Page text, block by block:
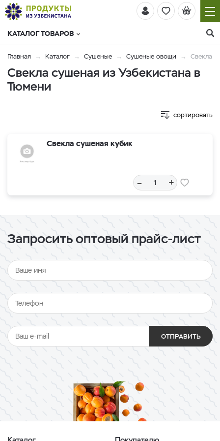
КАТАЛОГ ТОВАРОВ
Главная Каталог Сушеные Сушеные овощи Свекла
Свекла сушеная из Узбекистана в
Тюмени
сортировать
Свекла сушеная кубик
– +
Запросить оптовый прайс-лист
ОТПРАВИТЬ